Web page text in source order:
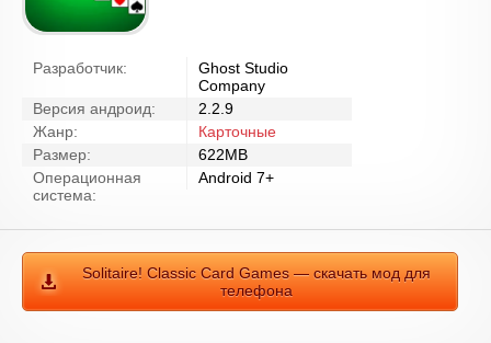
Разработчик:
Ghost Studio
Company
Версия андроид:
2.2.9
Жанр:
Карточные
Размер:
622MB
Операционная
система:
Android 7+
Solitaire! Classic Card Games — скачать мод для
телефона